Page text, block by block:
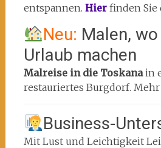
entspannen. Hier finden Sie
Neu: Malen,
Urlaub machen
Malreise in die Toskanain
restauriertes Burgdorf. Mehr
Business-
Mit Lust und Leichtigkeit